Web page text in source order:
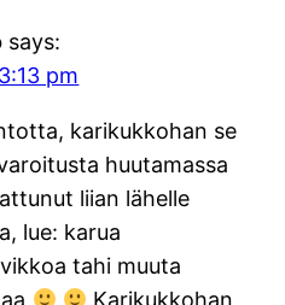
says:
pm
karikukkohan se
huutamassa
liian lähelle
lue: karua
tahi muuta
Karikukkohan